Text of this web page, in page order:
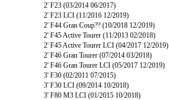
2' F23 (03/2014 06/2017)
2' F23 LCI (11/2016 12/2019)
2' F44 Gran Coup?? (10/2018 12/2019)
2' F45 Active Tourer (11/2013 02/2018)
2' F45 Active Tourer LCI (04/2017 12/2019)
2' F46 Gran Tourer (07/2014 03/2018)
2' F46 Gran Tourer LCI (05/2017 12/2019)
3' F30 (02/2011 07/2015)
3' F30 LCI (09/2014 10/2018)
3' F80 M3 LCI (01/2015 10/2018)